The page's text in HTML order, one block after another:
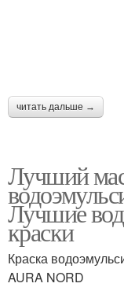
читать дальше →
Лучший
Лучшие
краски
Краска
AURA NORD